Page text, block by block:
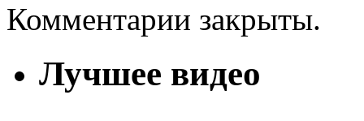
Комментарии закрыты.
Лучшее видео